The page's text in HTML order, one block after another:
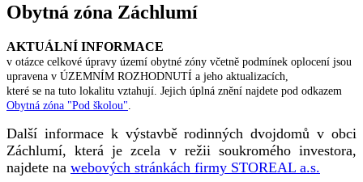
Obytná zóna Záchlumí
AKTUÁLNÍ INFORMACE
v otázce celkové úpravy území obytné zóny včetně podmínek oplocení jsou
upravena v ÚZEMNÍM ROZHODNUTÍ a jeho aktualizacích,
které se na tuto lokalitu vztahují. Jejich úplná znění najdete pod odkazem
Obytná zóna "Pod školou".
Další informace k výstavbě rodinných dvojdomů v obci
Záchlumí, která je zcela v režii soukromého investora,
najdete na webových stránkách firmy STOREAL a.s.